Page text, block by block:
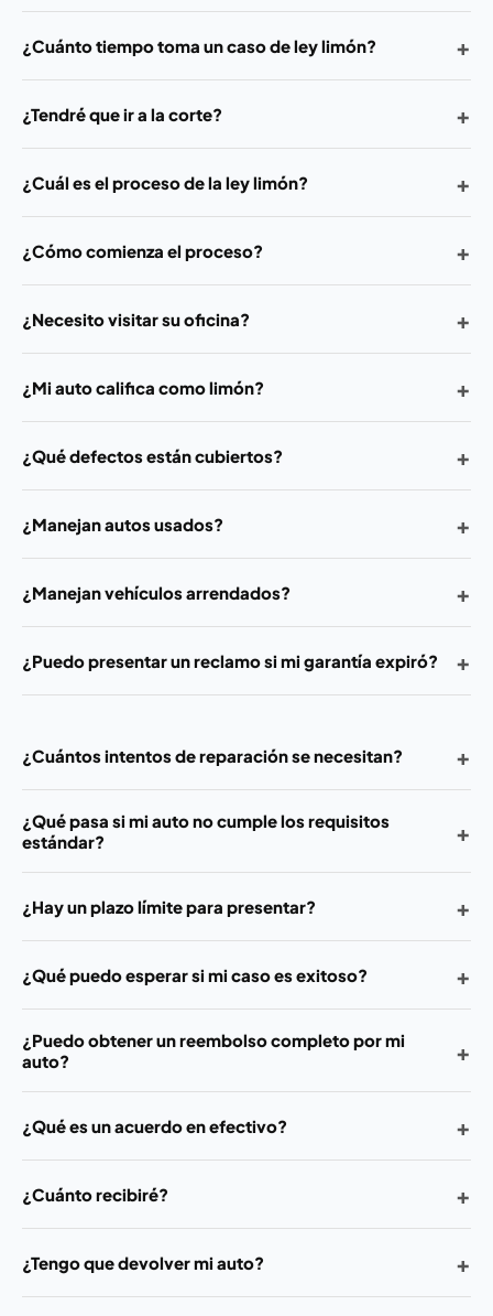
¿Cuánto tiempo toma un caso de ley limón? +
¿Tendré que ir a la corte? +
¿Cuál es el proceso de la ley limón? +
¿Cómo comienza el proceso? +
¿Necesito visitar su oficina? +
¿Mi auto califica como limón? +
¿Qué defectos están cubiertos? +
¿Manejan autos usados? +
¿Manejan vehículos arrendados? +
¿Puedo presentar un reclamo si mi garantía expiró? +
¿Cuántos intentos de reparación se necesitan? +
¿Qué pasa si mi auto no cumple los requisitos
estándar?
+
¿Hay un plazo límite para presentar? +
¿Qué puedo esperar si mi caso es exitoso? +
¿Puedo obtener un reembolso completo por mi
auto?
+
¿Qué es un acuerdo en efectivo? +
¿Cuánto recibiré? +
¿Tengo que devolver mi auto? +